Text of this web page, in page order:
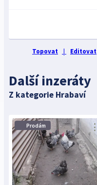
Topovat | Editovat
Další inzeráty
Z kategorie Hrabaví
Prodám ⋮